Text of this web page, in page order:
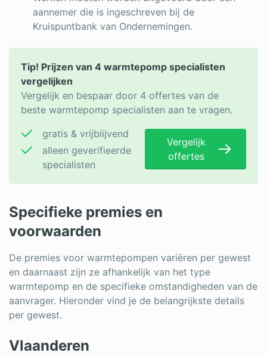
aannemer die is ingeschreven bij de
Kruispuntbank van Ondernemingen.
Tip! Prijzen van 4 warmtepomp specialisten
vergelijken
Vergelijk en bespaar door 4 offertes van de
beste warmtepomp specialisten aan te vragen.
gratis & vrijblijvend
alleen geverifieerde
specialisten
Vergelijk
offertes
Specifieke premies en
voorwaarden
De premies voor warmtepompen variëren per gewest
en daarnaast zijn ze afhankelijk van het type
warmtepomp en de specifieke omstandigheden van de
aanvrager. Hieronder vind je de belangrijkste details
per gewest.
Vlaanderen